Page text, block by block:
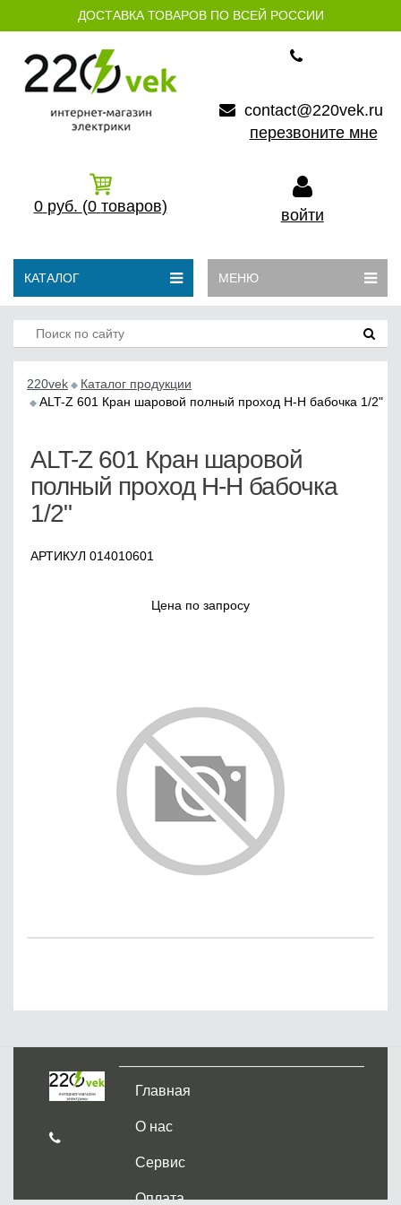
ДОСТАВКА ТОВАРОВ ПО ВСЕЙ РОССИИ
contact@220vek.ru
перезвоните мне
0 руб. (0 товаров) войти
КАТАЛОГ МЕНЮ
220vek
Каталог продукции
ALT-Z 601 Кран шаровой полный проход Н-Н бабочка 1/2"
ALT-Z 601 Кран шаровой
полный проход Н-Н бабочка
1/2"
АРТИКУЛ 014010601
Цена по запросу
Главная
О нас
Сервис
Оплата